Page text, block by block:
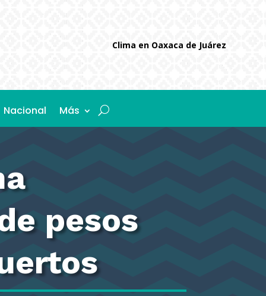
Clima en Oaxaca de Juárez
Nacional Más
pesos